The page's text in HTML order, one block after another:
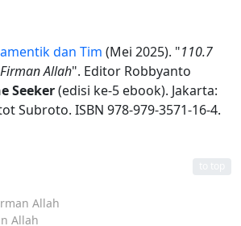
dan Tim (Mei 2025). "110.7
Allah". Editor Robbyanto
Seeker(edisi ke-5 ebook). Jakarta:
Subroto. ISBN 978-979-3571-16-4.
Allah
Allah